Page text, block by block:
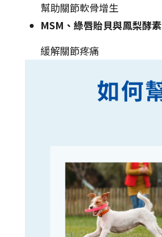
幫助關節軟骨增生
MSM 、綠唇貽貝與鳳梨酵素
緩解關節疼痛